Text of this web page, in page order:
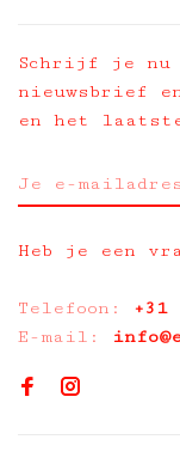
Schrijf je nu
nieuwsbrief
en het
Heb je een
Telefoon: +31
E-mail: